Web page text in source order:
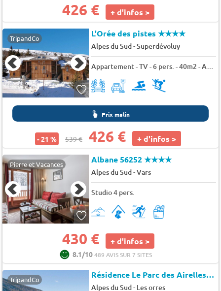
426 € + d'infos >
TripandCo L'Orée des pistes★★★★
Alpes du Sud-Superdévoluy
Appartement - TV - 6 pers. - 40m2 - Animaux admis
Prix malin
- 21 % 539 € 426 € + d'infos >
Pierre et Vacances Albane 56252★★★★
Alpes du Sud-Vars
Studio 4 pers.
430 € + d'infos >
8.1/10489 AVIS SUR 7 SITES
TripandCo Résidence Le Parc des Airelles
Alpes du Sud- Les orres